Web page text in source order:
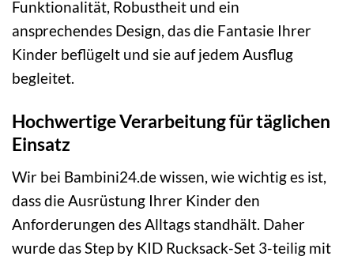
Funktionalität, Robustheit und ein
ansprechendes Design, das die Fantasie Ihrer
Kinder beflügelt und sie auf jedem Ausflug
begleitet.
Hochwertige Verarbeitung für täglichen
Einsatz
Wir bei Bambini24.de wissen, wie wichtig es ist,
dass die Ausrüstung Ihrer Kinder den
Anforderungen des Alltags standhält. Daher
wurde das Step by KID Rucksack-Set 3-teilig mit